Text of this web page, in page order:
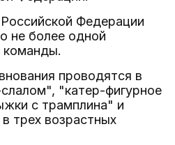
Федерации
не более одной
команды.
проводятся в
"катер-фигурное
с трамплина" и
трех возрастных